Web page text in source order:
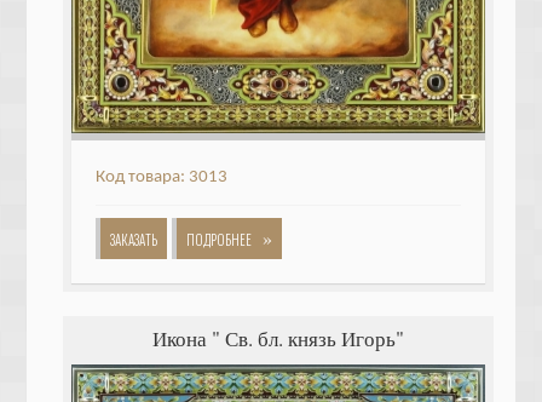
Код товара: 3013
ЗАКАЗАТЬ ПОДРОБНЕЕ »
Икона " Св. бл. князь Игорь"